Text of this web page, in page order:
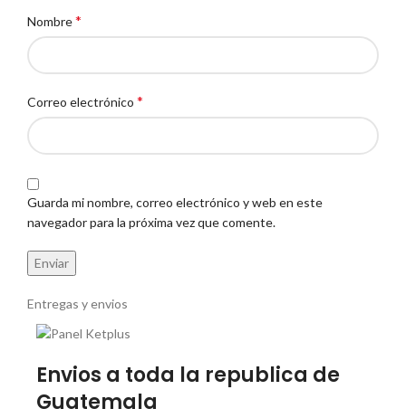
Nombre*
Correo electrónico *
Guarda mi nombre, correo electrónico y web en este
navegador para la próxima vez que comente.
Entregas y envios
Envios a toda la republica de
Guatemala